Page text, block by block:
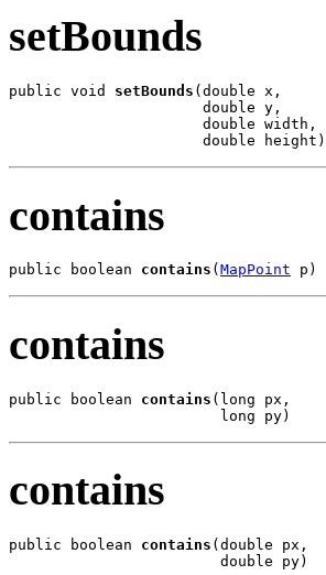
setBounds
public void setBounds (double x,
                      double y,
                      double width,
                      double height)
contains
public boolean contains ( MapPoint p)
contains
public boolean contains (long px,
                        long py)
contains
public boolean contains (double px,
                        double py)